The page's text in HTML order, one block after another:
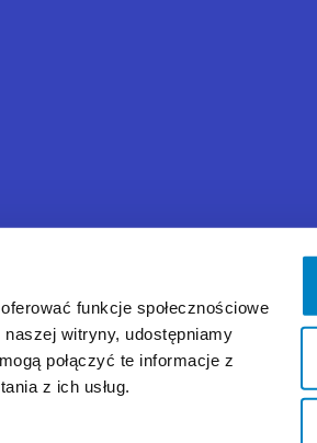
funkcje społecznościowe
witryny, udostępniamy
połączyć te informacje z
z ich usług.